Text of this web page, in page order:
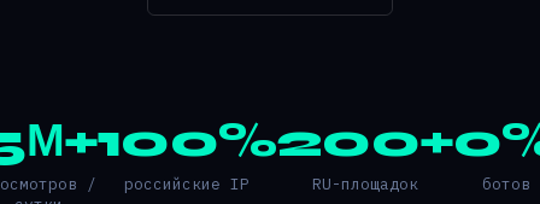
/
100%
российские IP
200+
RU-площадок ботов